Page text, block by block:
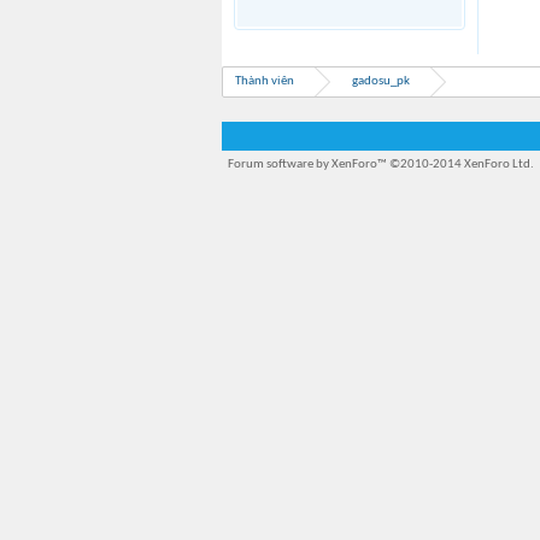
Thành viên gadosu_pk
Forum software by XenForo™ ©2010-2014 XenForo Ltd.